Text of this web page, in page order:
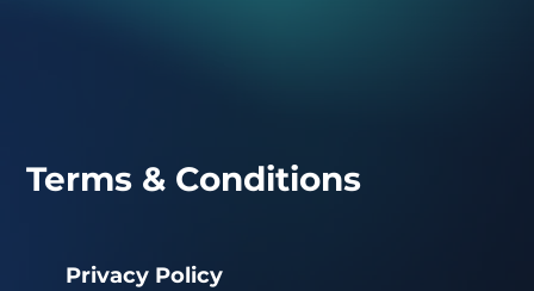
Terms & Conditions
Privacy Policy